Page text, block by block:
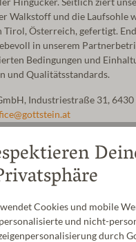
Hingucker. Seitlich ziert
Walkstoff und die Laufsohle
Tirol, Österreich, gefertigt.
in unserem
Bedingungen und
und Qualitätsstandards.
Industriestraße 31, 6430
Cookies und mobile
und nicht-
durch